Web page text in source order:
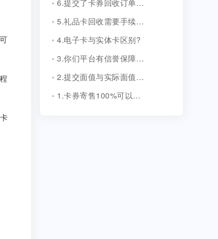
6.提交了卡券回收订单，多久到账？
5.礼品卡回收需要手续费吗?
4.电子卡与实体卡区别?
3.你们平台有信誉保障吗？
2.提交面值与实际面值不一致，怎么办？
1.卡券寄售100%可以成功吗？